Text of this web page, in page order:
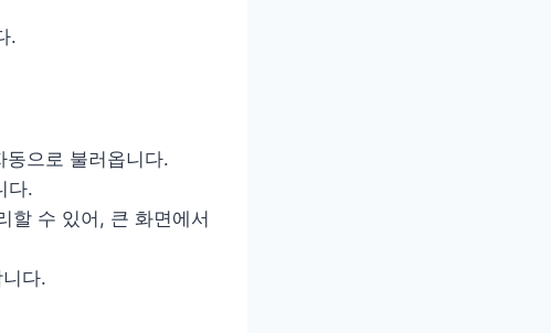
.
으로 불러옵니다.
다.
할 수 있어, 큰 화면에서
다.